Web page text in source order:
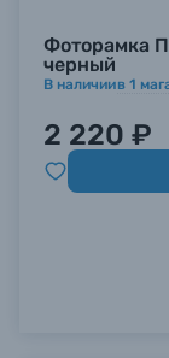
Фоторамка
черный
В наличиив 1
2 220 ₽